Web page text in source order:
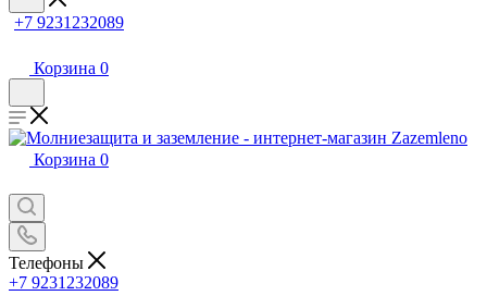
+7 9231232089
Корзина 0
Корзина 0
Телефоны
+7 9231232089